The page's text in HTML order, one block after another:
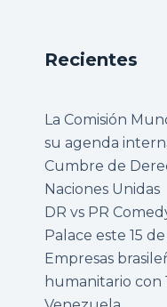
Recientes
La Comisión
su agenda
Cumbre de
Naciones Unidas
DR vs PR
Palace este 15
Empresas
humanitario con